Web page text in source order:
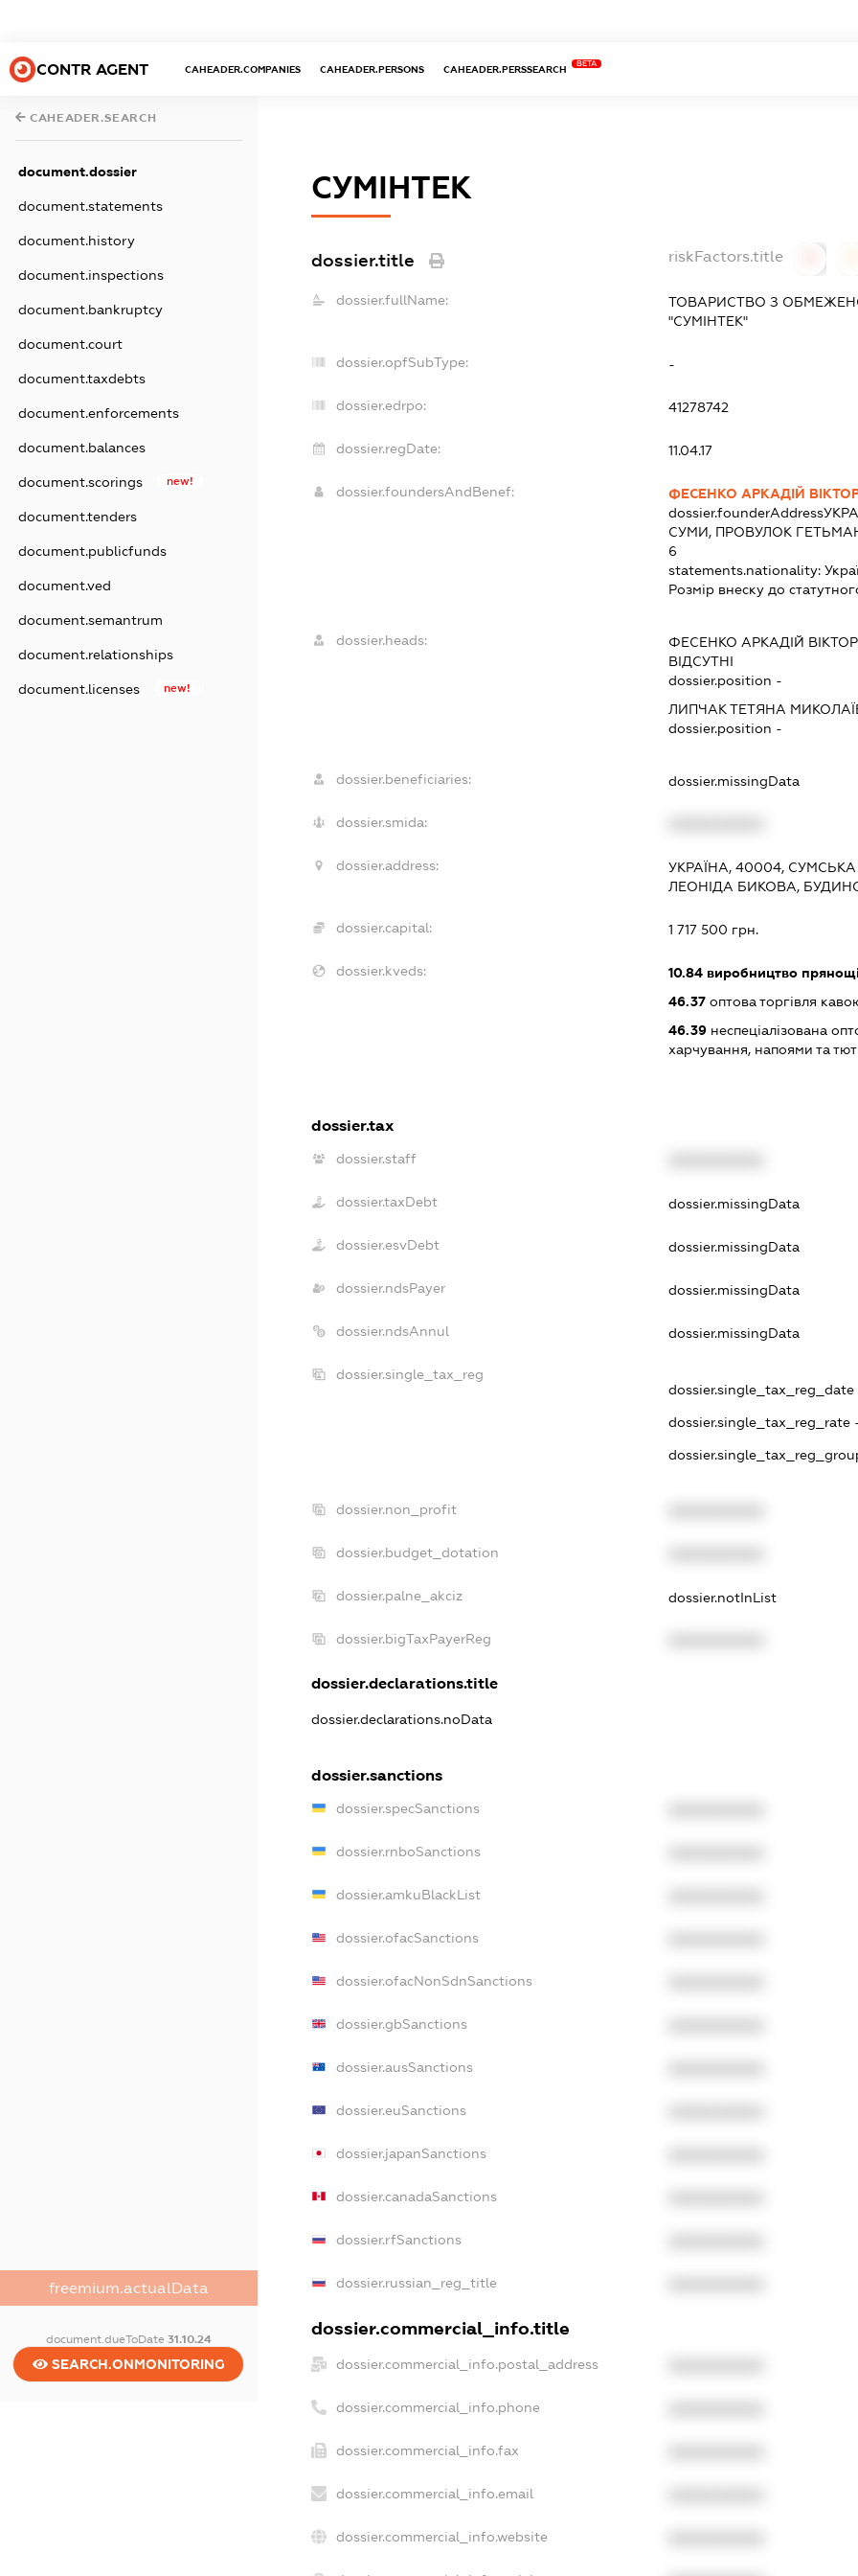
CONTR AGENT CAHEADER.COMPANIES CAHEADER.PERSONS CAHEADER.PERSSEARCH
BETA
CAHEADER.SEARCH
document.dossier
document.statements
document.history
document.inspections
document.bankruptcy
document.court
document.taxdebts
document.enforcements
document.balances
document.scorings new!
document.tenders
document.publicfunds
document.ved
document.semantrum
document.relationships
document.licenses new!
freemium.actualData
document.dueToDate 31.10.24
SEARCH.ONMONITORING
СУМІНТЕК
dossier.title riskFactors.title
dossier.fullName:
ТОВАРИСТВО З
"СУМІНТЕК"
dossier.opfSubType: -
dossier.edrpo: 41278742
dossier.regDate: 11.04.17
dossier.foundersAndBenef:
ФЕСЕНКО АРКАДІЙ
dossier.founderAddress
СУМИ, ПРОВУЛОК
6
statements.nationality:
Розмір внеску до
dossier.heads: ФЕСЕНКО АРКАДІЙ
ВІДСУТНІ
dossier.position -
ЛИПЧАК ТЕТЯНА
dossier.position -
dossier.beneficiaries: dossier.missingData
dossier.smida:
dossier.address:
УКРАЇНА, 40004,
ЛЕОНІДА БИКОВА,
dossier.capital: 1 717 500 грн.
dossier.kveds: 10.84виробництво
46.37оптова торгівля
46.39неспеціалізована
харчування, напоями та
dossier.tax
dossier.staff
dossier.taxDebt dossier.missingData
dossier.esvDebt dossier.missingData
dossier.ndsPayer dossier.missingData
dossier.ndsAnnul dossier.missingData
dossier.single_tax_reg
dossier.single_tax_reg_date -
dossier.single_tax_reg_rate
dossier.non_profit
dossier.budget_dotation
dossier.palne_akciz dossier.notInList
dossier.bigTaxPayerReg
dossier.declarations.title
dossier.declarations.noData
dossier.sanctions
dossier.specSanctions
dossier.rnboSanctions
dossier.amkuBlackList
dossier.ofacSanctions
dossier.ofacNonSdnSanctions
dossier.gbSanctions
dossier.ausSanctions
dossier.euSanctions
dossier.japanSanctions
dossier.canadaSanctions
dossier.rfSanctions
dossier.russian_reg_title
dossier.commercial_info.title
dossier.commercial_info.postal_address
dossier.commercial_info.phone
dossier.commercial_info.fax
dossier.commercial_info.email
dossier.commercial_info.website